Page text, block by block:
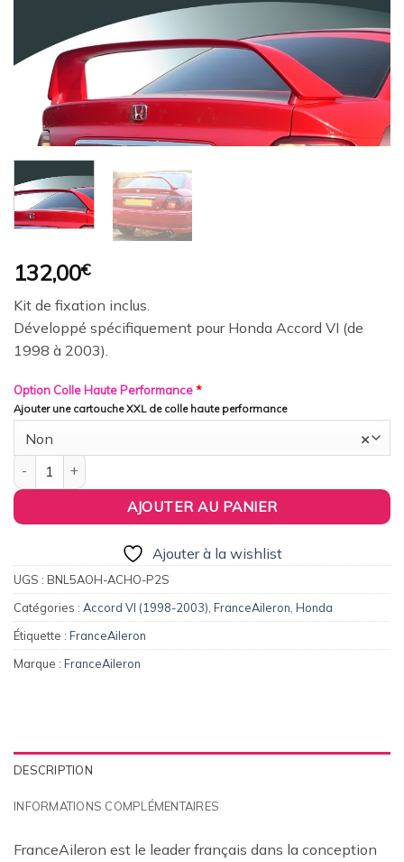
Ajouter
à la
wishlist
132,00€
Kit de fixation inclus.
Développé spécifiquement pour Honda Accord VI (de
1998 à 2003).
Option Colle Haute Performance*
Ajouter une cartouche XXL de colle haute performance
×
Non
quantité de FranceAileron - Aileron / Becquet WRC pour Honda
AJOUTER AU PANIER
Ajouter à la wishlist
UGS : BNL5AOH-ACHO-P2S
Catégories : Accord VI (1998-2003), FranceAileron, Honda
Étiquette : FranceAileron
Marque : FranceAileron
DESCRIPTION
INFORMATIONS COMPLÉMENTAIRES
FranceAileron est le leader français dans la conception